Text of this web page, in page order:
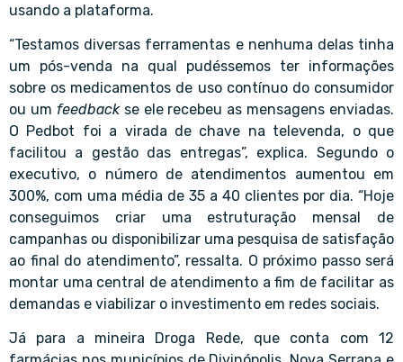
usando a plataforma.
“Testamos diversas ferramentas e nenhuma delas tinha
um pós-venda na qual pudéssemos ter informações
sobre os medicamentos de uso contínuo do consumidor
ou um feedback se ele recebeu as mensagens enviadas.
O Pedbot foi a virada de chave na televenda, o que
facilitou a gestão das entregas”, explica. Segundo o
executivo, o número de atendimentos aumentou em
300%, com uma média de 35 a 40 clientes por dia. “Hoje
conseguimos criar uma estruturação mensal de
campanhas ou disponibilizar uma pesquisa de satisfação
ao final do atendimento”, ressalta. O próximo passo será
montar uma central de atendimento a fim de facilitar as
demandas e viabilizar o investimento em redes sociais.
Já para a mineira Droga Rede, que conta com 12